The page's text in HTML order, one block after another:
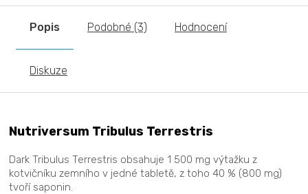
Popis Podobné (3) Hodnocení
Diskuze
Nutriversum Tribulus Terrestris
Dark Tribulus Terrestris obsahuje 1 500 mg výtažku z
kotvičníku zemního v jedné tabletě, z toho 40 % (800 mg)
tvoří saponin.